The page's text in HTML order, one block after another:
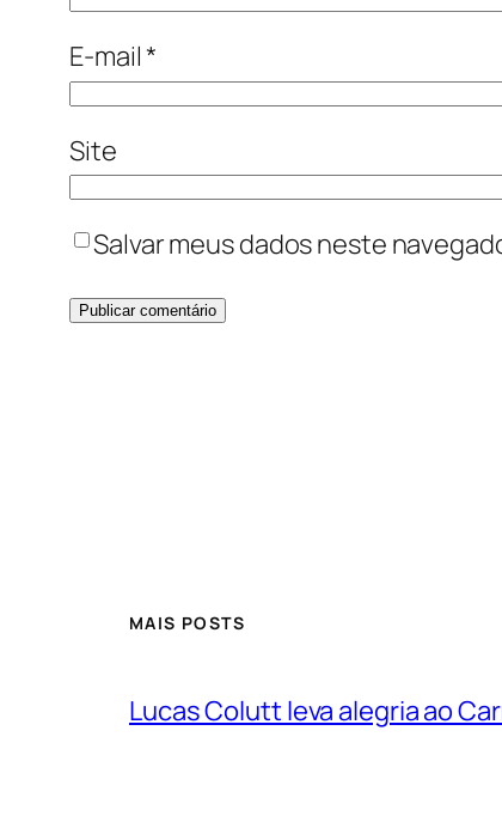
E-mail*
Site
Salvar meus dados neste
MAIS POSTS
Lucas Colutt leva alegria ao